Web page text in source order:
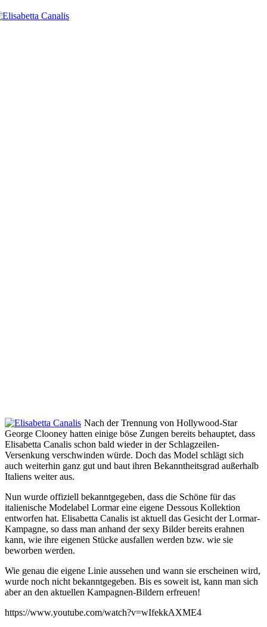
Nach der Trennung von Hollywood-Star
George Clooney hatten einige böse Zungen bereits behauptet, dass
Elisabetta Canalis schon bald wieder in der Schlagzeilen-
Versenkung verschwinden würde. Doch das Model schlägt sich
auch weiterhin ganz gut und baut ihren Bekanntheitsgrad außerhalb
Italiens weiter aus.
Nun wurde offiziell bekanntgegeben, dass die Schöne für das
italienische Modelabel Lormar eine eigene Dessous Kollektion
entworfen hat. Elisabetta Canalis ist aktuell das Gesicht der Lormar-
Kampagne, so dass man anhand der sexy Bilder bereits erahnen
kann, wie ihre eigenen Stücke ausfallen werden bzw. wie sie
beworben werden.
Wie genau die eigene Linie aussehen und wann sie erscheinen wird,
wurde noch nicht bekanntgegeben. Bis es soweit ist, kann man sich
aber an den aktuellen Kampagnen-Bildern erfreuen!
https://www.youtube.com/watch?v=wIfekkAXME4